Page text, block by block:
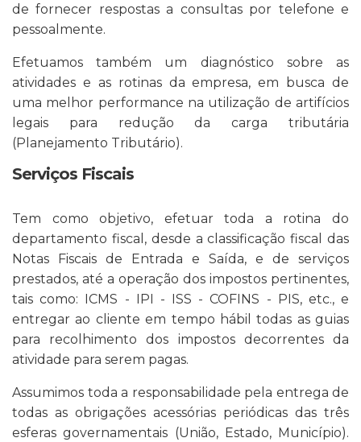
de fornecer respostas a consultas por telefone e
pessoalmente.
Efetuamos também um diagnóstico sobre as
atividades e as rotinas da empresa, em busca de
uma melhor performance na utilização de artifícios
legais para redução da carga tributária
(Planejamento Tributário).
Serviços Fiscais
Tem como objetivo, efetuar toda a rotina do
departamento fiscal, desde a classificação fiscal das
Notas Fiscais de Entrada e Saída, e de serviços
prestados, até a operação dos impostos pertinentes,
tais como: ICMS - IPI - ISS - COFINS - PIS, etc., e
entregar ao cliente em tempo hábil todas as guias
para recolhimento dos impostos decorrentes da
atividade para serem pagas.
Assumimos toda a responsabilidade pela entrega de
todas as obrigações acessórias periódicas das três
esferas governamentais (União, Estado, Município).